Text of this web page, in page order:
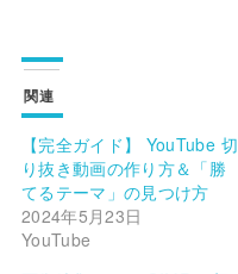
関連
【完全ガイド】 YouTube 切
り抜き動画の作り方＆「勝
てるテーマ」の見つけ方
2024年5月23日
YouTube